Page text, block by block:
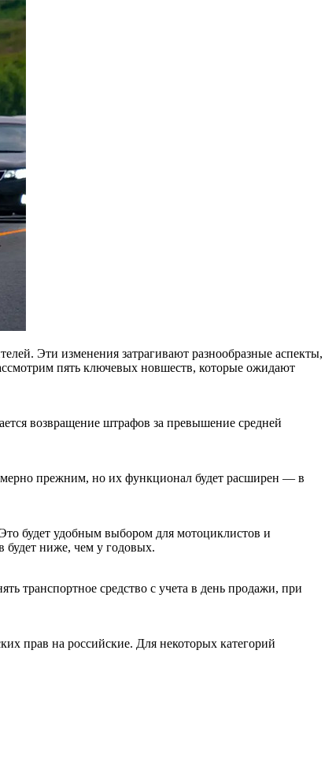
Эти изменения затрагивают разнообразные аспекты,
пять ключевых новшеств, которые ожидают
возвращение штрафов за превышение средней
прежним, но их функционал будет расширен — в
будет удобным выбором для мотоциклистов и
будет ниже, чем у годовых.
транспортное средство с учета в день продажи, при
прав на российские. Для некоторых категорий